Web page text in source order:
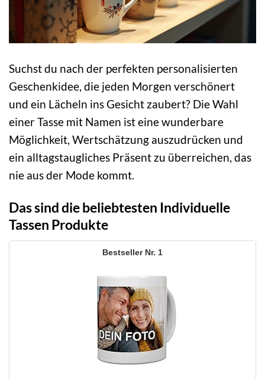
Suchst du nach der perfekten personalisierten
Geschenkidee, die jeden Morgen verschönert
und ein Lächeln ins Gesicht zaubert? Die Wahl
einer Tasse mit Namen ist eine wunderbare
Möglichkeit, Wertschätzung auszudrücken und
ein alltagstaugliches Präsent zu überreichen, das
nie aus der Mode kommt.
Das sind die beliebtesten Individuelle
Tassen Produkte
1